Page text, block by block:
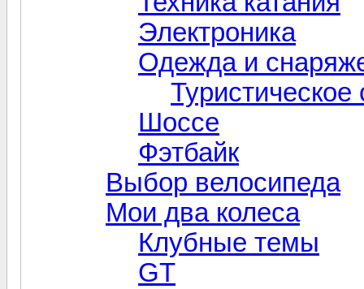
Электроника
Одежда и
Шоссе
Фэтбайк
Выбор велосипеда
Мои два колеса
Клубные темы
GT